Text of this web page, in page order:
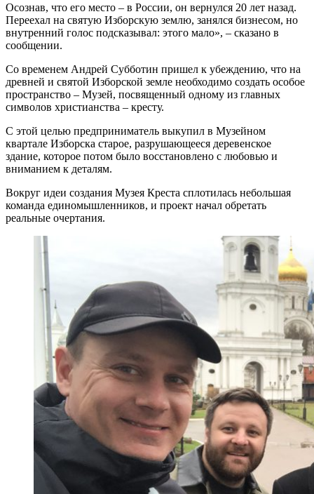
Осознав, что его место – в России, он вернулся 20 лет назад.
Переехал на святую Изборскую землю, занялся бизнесом, но
внутренний голос подсказывал: этого мало», – сказано в
сообщении.
Со временем Андрей Субботин пришел к убеждению, что на
древней и святой Изборской земле необходимо создать особое
пространство – Музей, посвященный одному из главных
символов христианства – кресту.
С этой целью предприниматель выкупил в Музейном
квартале Изборска старое, разрушающееся деревенское
здание, которое потом было восстановлено с любовью и
вниманием к деталям.
Вокруг идеи создания Музея Креста сплотилась небольшая
команда единомышленников, и проект начал обретать
реальные очертания.